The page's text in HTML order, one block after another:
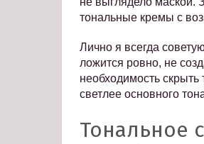
тональные кремы с
Лично я всегда
ложится ровно, не
необходимость
светлее основного
Тональное